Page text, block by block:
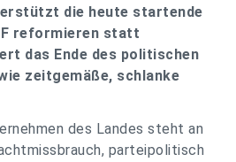
die heute startende
reformieren statt
das Ende des politischen
zeitgemäße, schlanke
des Landes steht an
parteipolitisch